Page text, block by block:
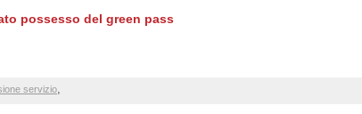
possesso del green pass
servizio,